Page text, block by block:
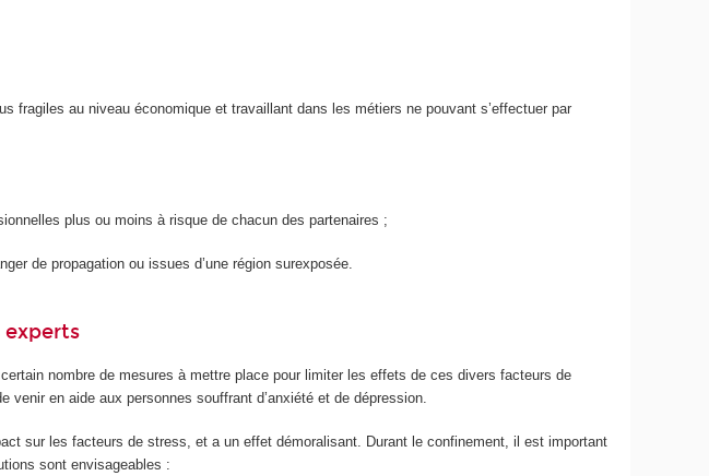
fragiles au niveau économique et travaillant dans les métiers ne pouvant s’effectuer par
plus ou moins à risque de chacun des partenaires ;
de propagation ou issues d’une région surexposée.
experts
nombre de mesures à mettre place pour limiter les effets de ces divers facteurs de
en aide aux personnes souffrant d’anxiété et de dépression.
sur les facteurs de stress, et a un effet démoralisant. Durant le confinement, il est important
sont envisageables :